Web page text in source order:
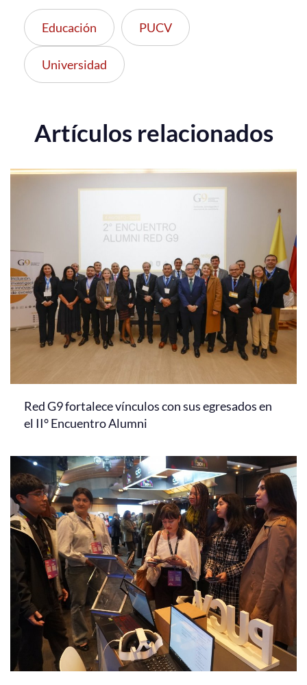
Educación PUCV
Universidad
Artículos relacionados
Red G9 fortalece vínculos con sus egresados en
el II° Encuentro Alumni